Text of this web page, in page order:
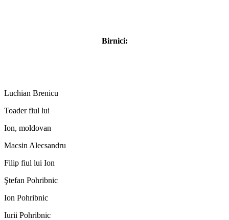
Birnici:
Luchian Brenicu
Toader fiul lui
Ion, moldovan
Macsin Alecsandru
Filip fiul lui Ion
Ştefan Pohribnic
Ion Pohribnic
Iurii Pohribnic